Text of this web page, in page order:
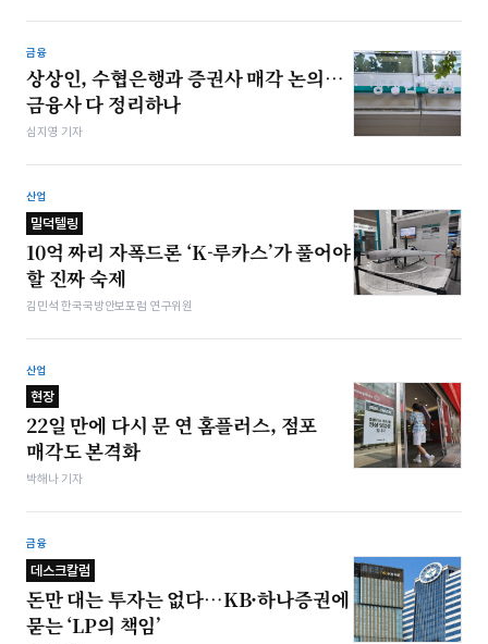
금융
상상인, 수협은행과 증권사 매각 논의…
금융사 다 정리하나
심지영 기자
산업
밀덕텔링
10억 짜리 자폭드론 ‘K-루카스’가 풀어야
할 진짜 숙제
김민석 한국국방안보포럼 연구위원
산업
현장
22일 만에 다시 문 연 홈플러스, 점포
매각도 본격화
박해나 기자
금융
데스크칼럼
돈만 대는 투자는 없다…KB·하나증권에
묻는 ‘LP의 책임’